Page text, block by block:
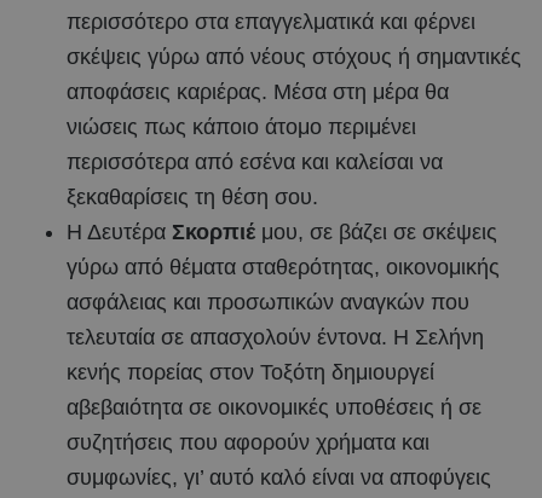
περισσότερο στα επαγγελματικά και φέρνει
σκέψεις γύρω από νέους στόχους ή σημαντικές
αποφάσεις καριέρας. Μέσα στη μέρα θα
νιώσεις πως κάποιο άτομο περιμένει
περισσότερα από εσένα και καλείσαι να
ξεκαθαρίσεις τη θέση σου.
Η Δευτέρα Σκορπιέ μου, σε βάζει σε σκέψεις
γύρω από θέματα σταθερότητας, οικονομικής
ασφάλειας και προσωπικών αναγκών που
τελευταία σε απασχολούν έντονα. Η Σελήνη
κενής πορείας στον Τοξότη δημιουργεί
αβεβαιότητα σε οικονομικές υποθέσεις ή σε
συζητήσεις που αφορούν χρήματα και
συμφωνίες, γι’ αυτό καλό είναι να αποφύγεις